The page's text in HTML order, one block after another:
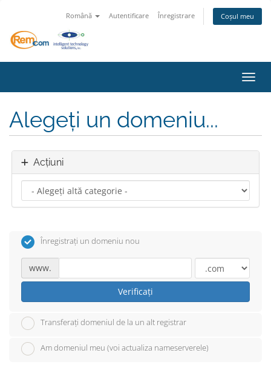
Română Autentificare Înregistrare Coșul meu
Alegeți un domeniu...
Acțiuni
Înregistrați un domeniu nou
www.
Verificați
Transferați domeniul de la un alt registrar
Am domeniul meu (voi actualiza nameserverele)